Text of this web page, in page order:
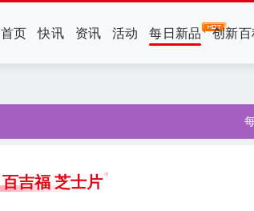
首页 快讯 资讯 活动 每日新品 创新
百吉福 芝士片